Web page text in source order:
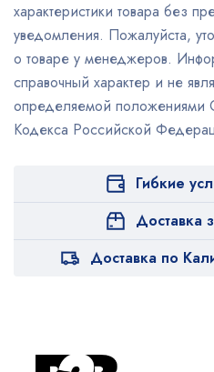
характеристики товара без
уведомления. Пожалуйста,
о товаре у менеджеров.
справочный характер и не
определяемой положениями
Кодекса Российской
Гибкие
Доставка
Доставка по